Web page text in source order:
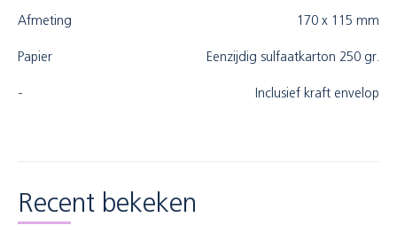
Afmeting 170 x 115 mm
Papier Eenzijdig sulfaatkarton 250 gr.
- Inclusief kraft envelop
Recent bekeken